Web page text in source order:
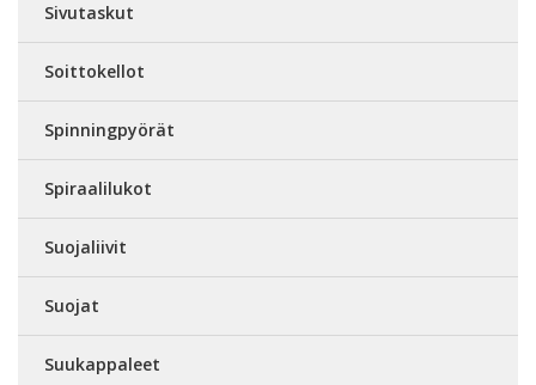
Sivutaskut
Soittokellot
Spinningpyörät
Spiraalilukot
Suojaliivit
Suojat
Suukappaleet